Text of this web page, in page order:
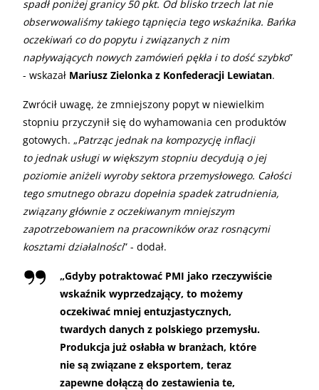
spadł poniżej granicy 50 pkt. Od blisko trzech lat nie
obserwowaliśmy takiego tąpnięcia tego wskaźnika. Bańka
oczekiwań co do popytu i związanych z nim
napływających nowych zamówień pękła i to dość szybko”
- wskazał Mariusz Zielonka z Konfederacji Lewiatan.
Zwrócił uwagę, że zmniejszony popyt w niewielkim
stopniu przyczynił się do wyhamowania cen produktów
gotowych. „Patrząc jednak na kompozycję inflacji
to jednak usługi w większym stopniu decydują o jej
poziomie aniżeli wyroby sektora przemysłowego. Całości
tego smutnego obrazu dopełnia spadek zatrudnienia,
związany głównie z oczekiwanym mniejszym
zapotrzebowaniem na pracowników oraz rosnącymi
kosztami działalności” - dodał.
„Gdyby potraktować PMI jako rzeczywiście
wskaźnik wyprzedzający, to możemy
oczekiwać mniej entuzjastycznych,
twardych danych z polskiego przemysłu.
Produkcja już osłabła w branżach, które
nie są związane z eksportem, teraz
zapewne dołączą do zestawienia te,